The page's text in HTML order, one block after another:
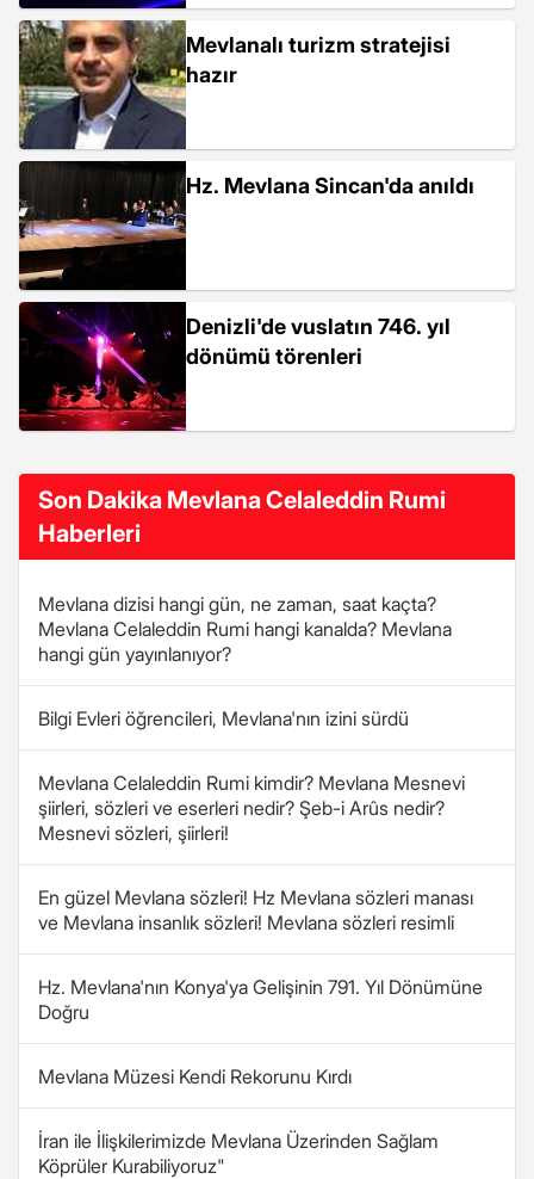
Mevlanalı turizm stratejisi
hazır
Hz. Mevlana Sincan'da anıldı
Denizli'de vuslatın 746. yıl
dönümü törenleri
Son Dakika Mevlana Celaleddin Rumi
Haberleri
Mevlana dizisi hangi gün, ne zaman, saat kaçta?
Mevlana Celaleddin Rumi hangi kanalda? Mevlana
hangi gün yayınlanıyor?
Bilgi Evleri öğrencileri, Mevlana'nın izini sürdü
Mevlana Celaleddin Rumi kimdir? Mevlana Mesnevi
şiirleri, sözleri ve eserleri nedir? Şeb-i Arûs nedir?
Mesnevi sözleri, şiirleri!
En güzel Mevlana sözleri! Hz Mevlana sözleri manası
ve Mevlana insanlık sözleri! Mevlana sözleri resimli
Hz. Mevlana'nın Konya'ya Gelişinin 791. Yıl Dönümüne
Doğru
Mevlana Müzesi Kendi Rekorunu Kırdı
İran ile İlişkilerimizde Mevlana Üzerinden Sağlam
Köprüler Kurabiliyoruz"